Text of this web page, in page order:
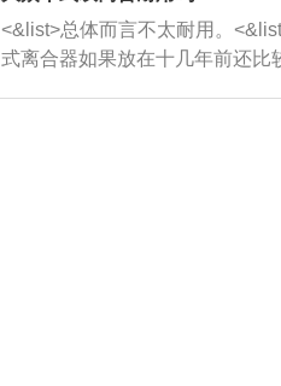
催化器得到清洗，排气管堵塞的
能够得到解决。
机油粘度过小的话，同样会有烧
象，机油粘度过小具有很好的流
店；<&list>2.车辆半轴套管防尘
裂，破裂后会出现漏油现象，使
损严重，磨损的半轴容易损坏，
响；<&list>3.稳定器的转向胶套
<&list>总体而言不太耐用。
式离合器如果放在十几年前还比